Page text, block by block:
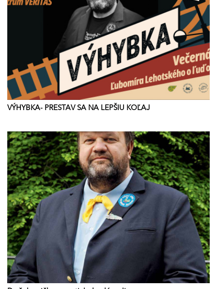
VÝHYBKA- PRESTAV SA NA LEPŠIU KOĽAJ